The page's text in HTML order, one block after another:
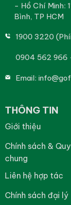
- Hồ Chí Minh:
Bình, TP HCM
1900 3220
0904 562 966
Email:
THÔNG TIN
Giới thiệu
Chính sách &
chung
Liên hệ hợp tác
Chính sách đại lý